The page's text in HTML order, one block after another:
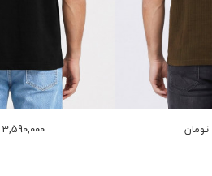
3,590,000 تومان